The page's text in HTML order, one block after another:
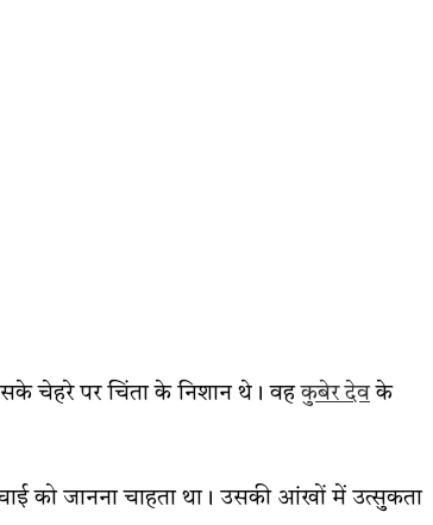
चेहरे पर चिंता के निशान थे। वहकुबेर देवके
को जानना चाहता था। उसकी आंखों में उत्सुकता